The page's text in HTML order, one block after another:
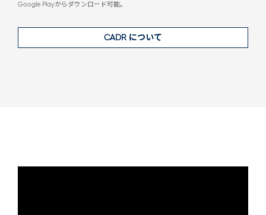
Google Playからダウンロード可能。
CADR について